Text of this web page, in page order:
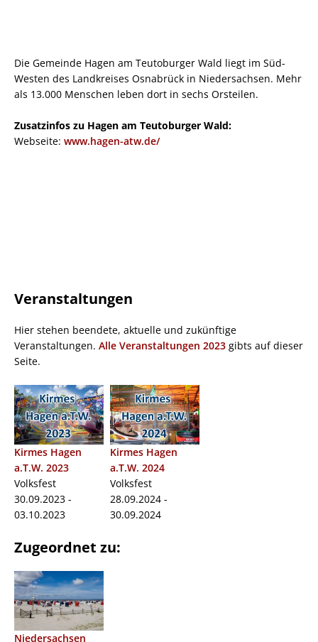
Die Gemeinde Hagen am Teutoburger Wald liegt im Süd-
Westen des Landkreises Osnabrück in Niedersachsen. Mehr
als 13.000 Menschen leben dort in sechs Orsteilen.
Zusatzinfos zu Hagen am Teutoburger Wald:
Webseite: www.hagen-atw.de/
Veranstaltungen
Hier stehen beendete, aktuelle und zukünftige
Veranstaltungen. Alle Veranstaltungen 2023 gibts auf dieser
Seite.
Kirmes Hagen
a.T.W. 2023
Volksfest
30.09.2023 -
03.10.2023
Kirmes Hagen
a.T.W. 2024
Volksfest
28.09.2024 -
30.09.2024
Zugeordnet zu:
Niedersachsen